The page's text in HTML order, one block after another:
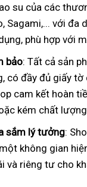
su của các
Sagami,... với đa
phù hợp với
bảo: Tất cả sản
có đầy đủ giấy
cam kết hoàn
kém chất
sắm lý tưởng:
không gian
và riêng tư cho